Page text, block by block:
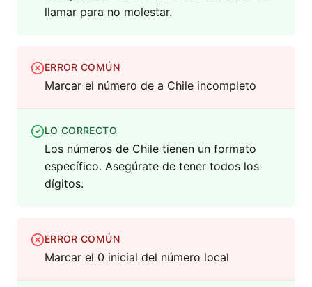
llamar para no molestar.
ERROR COMÚN
Marcar el número de a Chile incompleto
LO CORRECTO
Los números de Chile tienen un formato
específico. Asegúrate de tener todos los
dígitos.
ERROR COMÚN
Marcar el 0 inicial del número local